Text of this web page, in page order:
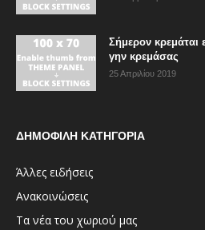
Σήμερον κρεμάται
γην κρεμάσας
25 Απριλίου 2019
ΔΗΜΟΦΙΛΗ ΚΑΤΗΓΟΡΙΑ
Άλλες ειδήσεις
Ανακοινώσεις
Τα νέα του χωριού μας